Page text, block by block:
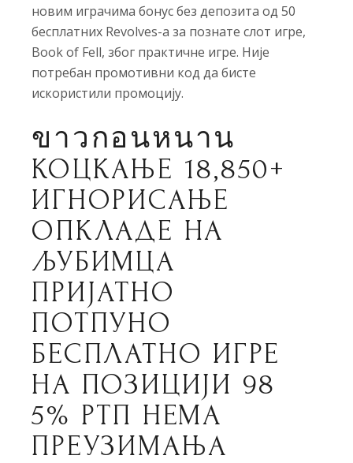
новим играчима бонус без депозита од 50
бесплатних Revolves-а за познате слот игре,
Book of Fell, због практичне игре. Није
потребан промотивни код да бисте
искористили промоцију.
ขาวกอนหนาน
КОЦКАЊЕ 18,850+
ИГНОРИСАЊЕ
ОПКЛАДЕ НА
ЉУБИМЦА
ПРИЈАТНО
ПОТПУНО
БЕСПЛАТНО ИГРЕ
НА ПОЗИЦИЈИ 98
5% РТП НЕМА
ПРЕУЗИМАЊА